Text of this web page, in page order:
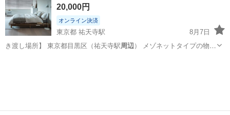
20,000円
オンライン決済
東京都 祐天寺駅
8月7日
き渡し場所】 東京都目黒区（祐天寺駅周辺） メゾネットタイプの物件